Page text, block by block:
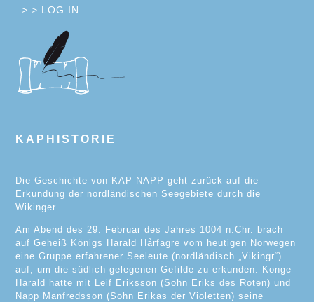
> > LOG IN
KAPHISTORIE
Die Geschichte von KAP NAPP geht zurück auf die
Erkundung der nordländischen Seegebiete durch die
Wikinger.
Am Abend des 29. Februar des Jahres 1004 n.Chr. brach
auf Geheiß Königs Harald Hårfagre vom heutigen Norwegen
eine Gruppe erfahrener Seeleute (nordländisch „Vikingr“)
auf, um die südlich gelegenen Gefilde zu erkunden. Konge
Harald hatte mit Leif Eriksson (Sohn Eriks des Roten) und
Napp Manfredsson (Sohn Erikas der Violetten) seine